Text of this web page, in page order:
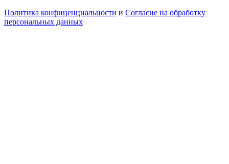
Политика конфиценциальности и Согласие на обработку
персональных данных